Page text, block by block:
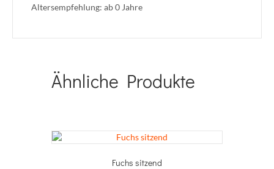
Altersempfehlung: ab 0 Jahre
Ähnliche Produkte
Fuchs sitzend